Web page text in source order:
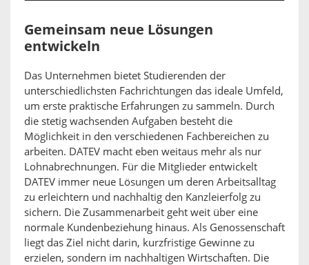
Gemeinsam neue Lösungen
entwickeln
Das Unternehmen bietet Studierenden der
unterschiedlichsten Fachrichtungen das ideale Umfeld,
um erste praktische Erfahrungen zu sammeln. Durch
die stetig wachsenden Aufgaben besteht die
Möglichkeit in den verschiedenen Fachbereichen zu
arbeiten. DATEV macht eben weitaus mehr als nur
Lohnabrechnungen. Für die Mitglieder entwickelt
DATEV immer neue Lösungen um deren Arbeitsalltag
zu erleichtern und nachhaltig den Kanzleierfolg zu
sichern. Die Zusammenarbeit geht weit über eine
normale Kundenbeziehung hinaus. Als Genossenschaft
liegt das Ziel nicht darin, kurzfristige Gewinne zu
erzielen, sondern im nachhaltigen Wirtschaften. Die